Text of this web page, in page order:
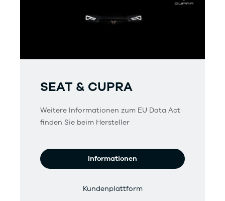
SEAT & CUPRA
Weitere Informationen zum EU Data Act
finden Sie beim Hersteller
Informationen
Kundenplattform